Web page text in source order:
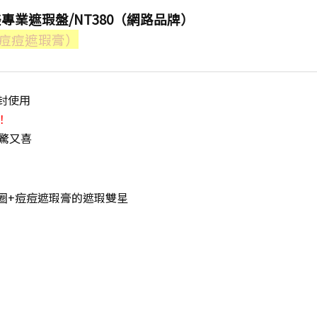
業遮瑕盤/NT380（網路品牌）
痘遮瑕膏）
使用
又喜
+痘痘遮瑕膏的遮瑕雙星